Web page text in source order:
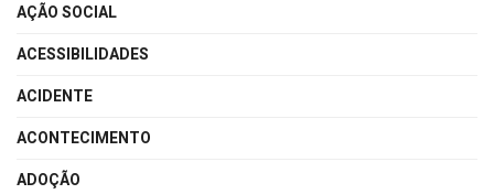
AÇÃO SOCIAL
ACESSIBILIDADES
ACIDENTE
ACONTECIMENTO
ADOÇÃO